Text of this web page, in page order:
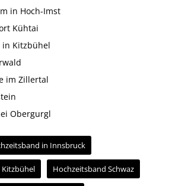
in Hoch-Imst
Kühtai
in Kitzbühel
im Zillertal
Obergurgl
in Innsbruck
Hochzeitsband Schwaz